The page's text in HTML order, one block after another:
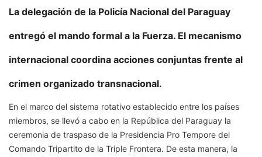
La delegación de la Policía Nacional del Paraguay
entregó el mando formal a la Fuerza. El mecanismo
internacional coordina acciones conjuntas frente al
crimen organizado transnacional.
En el marco del sistema rotativo establecido entre los países
miembros, se llevó a cabo en la República del Paraguay la
ceremonia de traspaso de la Presidencia Pro Tempore del
Comando Tripartito de la Triple Frontera. De esta manera, la